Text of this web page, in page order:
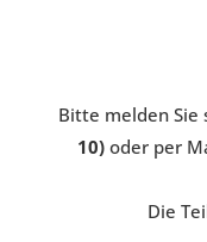
Bitte melden Sie
10)oder per
Die